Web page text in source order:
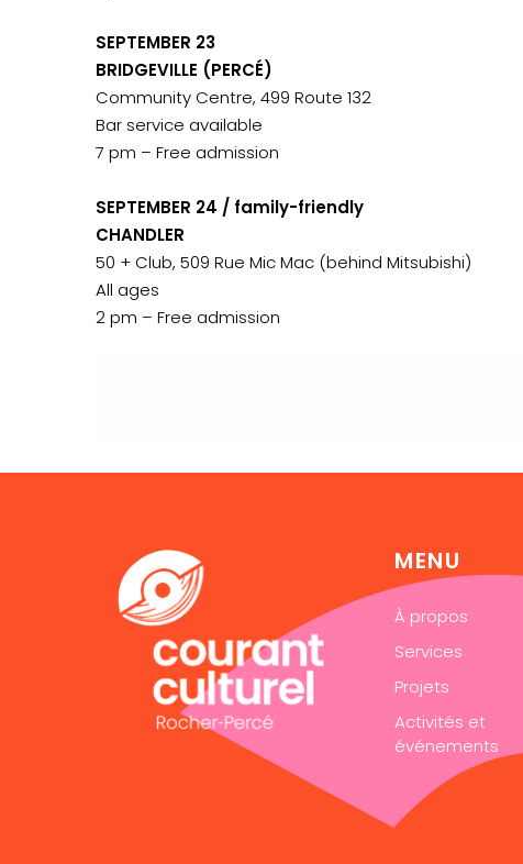
SEPTEMBER 23
BRIDGEVILLE (PERCÉ)
Community Centre, 499 Route 132
Bar service available
7 pm – Free admission
SEPTEMBER 24 / family-friendly
CHANDLER
50 + Club, 509 Rue Mic Mac (behind Mitsubishi)
All ages
2 pm – Free admission
MENU
À propos
Services
Projets
Activités et
événements